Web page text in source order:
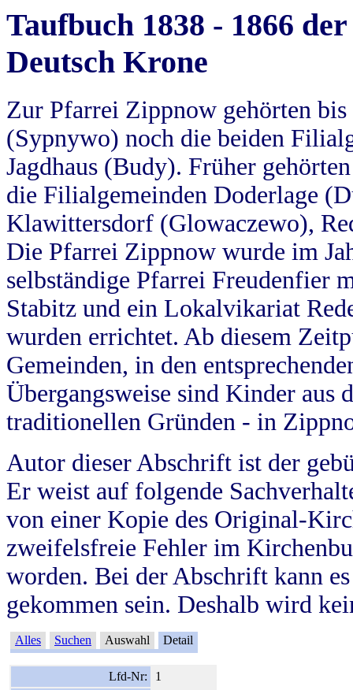
Taufbuch 1838 - 1866
Deutsch Krone
Zur Pfarrei Zippnow gehörten
(Sypnywo) noch die beiden
Jagdhaus (Budy). Früher
die Filialgemeinden Doderlage
Klawittersdorf (Glowaczewo),
Die Pfarrei Zippnow wurde im
selbständige Pfarrei Freudenfier
Stabitz und ein Lokalvikariat
wurden errichtet. Ab diesem
Gemeinden, in den
Übergangsweise sind Kinder aus
traditionellen Gründen - in
Autor dieser Abschrift ist der
Er weist auf folgende
von einer Kopie des Original-
zweifelsfreie Fehler im
worden. Bei der Abschrift kann
gekommen sein. Deshalb wird
Alles Suchen Auswahl Detail
Lfd-Nr:
1